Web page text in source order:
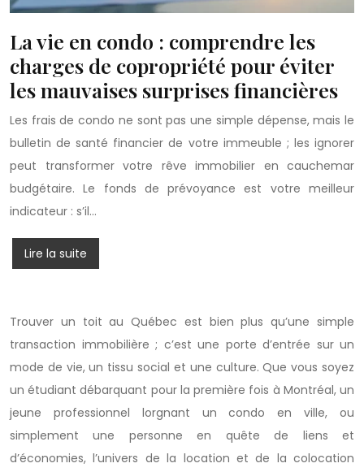
La vie en condo : comprendre les
charges de copropriété pour éviter
les mauvaises surprises financières
Les frais de condo ne sont pas une simple dépense, mais le
bulletin de santé financier de votre immeuble ; les ignorer
peut transformer votre rêve immobilier en cauchemar
budgétaire. Le fonds de prévoyance est votre meilleur
indicateur : s’il…
Lire la suite
Trouver un toit au Québec est bien plus qu’une simple
transaction immobilière ; c’est une porte d’entrée sur un
mode de vie, un tissu social et une culture. Que vous soyez
un étudiant débarquant pour la première fois à Montréal, un
jeune professionnel lorgnant un condo en ville, ou
simplement une personne en quête de liens et
d’économies, l’univers de la location et de la colocation